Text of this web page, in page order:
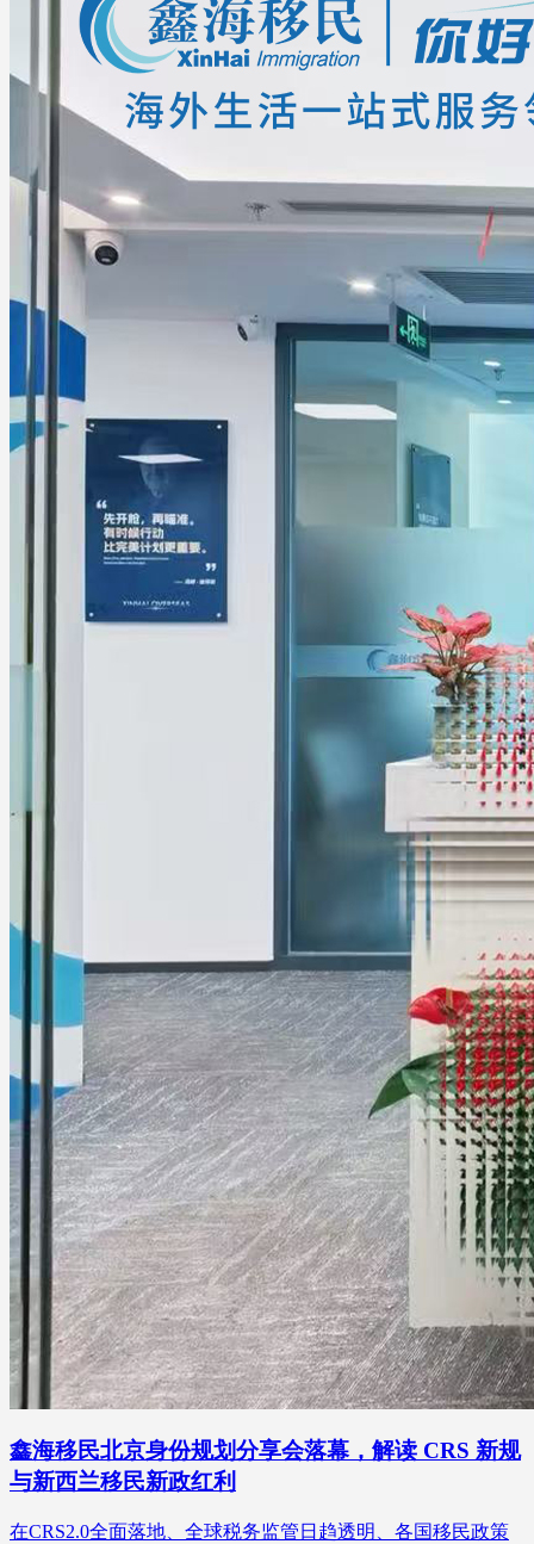
鑫海移民北京身份规划分享会落幕，解读 CRS 新规
与新西兰移民新政红利
在CRS2.0全面落地、全球税务监管日趋透明、各国移民政策